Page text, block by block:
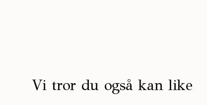
Vi tror du også kan like